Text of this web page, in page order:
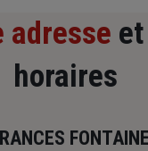
adresse
horaires